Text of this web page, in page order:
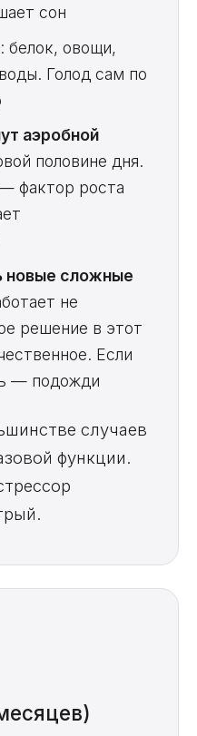
сон
: белок, овощи,
Голод сам по
аэробной
половине дня.
фактор роста
новые сложные
не
решение в этот
Если
— подожди
случаев
функции.